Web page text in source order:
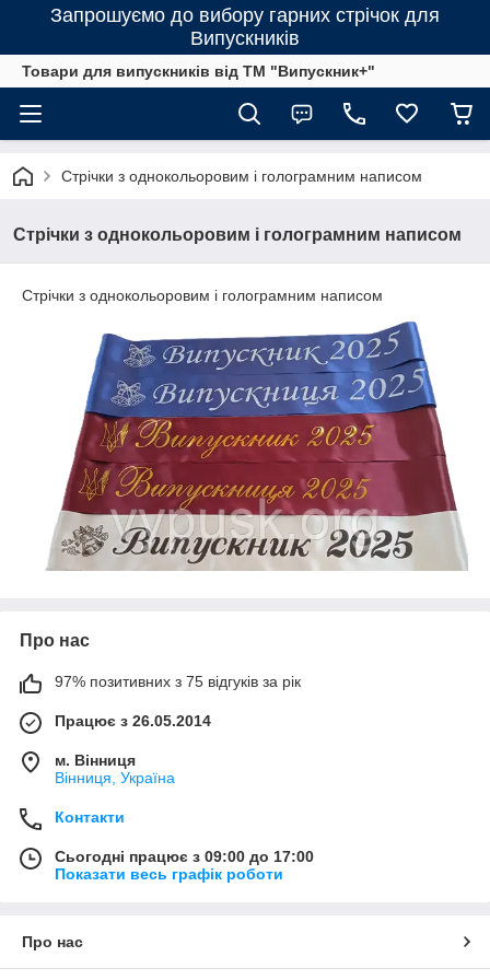
Запрошуємо до вибору гарних стрічок для
Випускників
Товари для випускників від ТМ "Випускник+"
Стрічки з однокольоровим і голограмним написом
Стрічки з однокольоровим і голограмним написом
Стрічки з однокольоровим і голограмним написом
Про нас
97% позитивних з 75 відгуків за рік
Працює з 26.05.2014
м. Вінниця
Вінниця, Україна
Контакти
Сьогодні працює з 09:00 до 17:00
Показати весь графік роботи
Про нас